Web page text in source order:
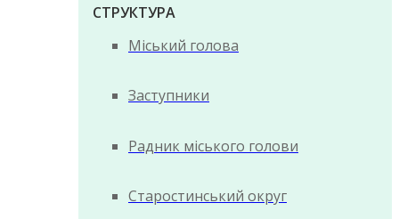
СТРУКТУРА
Міський голова
Заступники
Радник міського голови
Старостинський округ